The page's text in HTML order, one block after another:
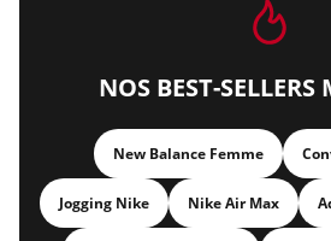
NOS BEST-SELLERS
New Balance Femme
Jogging Nike Nike Air Max